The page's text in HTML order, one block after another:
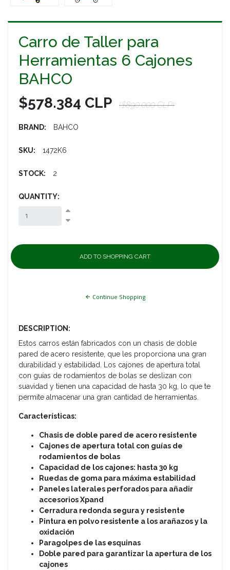
Carro de Taller para
Herramientas 6 Cajones
BAHCO
$578.384 CLP ($890.000 CLP)
BRAND: BAHCO
SKU: 1472K6
STOCK: 2
QUANTITY:
Continue Shopping
DESCRIPTION:
Estos carros están fabricados con un chasis de doble
pared de acero resistente, que les proporciona una gran
durabilidad y estabilidad. Los cajones de apertura total
con guías de rodamientos de bolas se deslizan con
suavidad y tienen una capacidad de hasta 30 kg, lo que te
permite almacenar una gran cantidad de herramientas.
Características:
Chasis de doble pared de acero resistente
Cajones de apertura total con guías de
rodamientos de bolas
Capacidad de los cajones: hasta 30 kg
Ruedas de goma para máxima estabilidad
Paneles laterales perforados para añadir
accesorios Xpand
Cerradura redonda segura y resistente
Pintura en polvo resistente a los arañazos y la
oxidación
Paragolpes de las esquinas
Doble pared para garantizar la apertura de los
cajones